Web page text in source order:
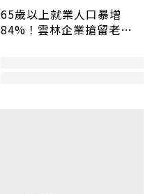
65歲以上就業人口暴增
84%！雲林企業搶留老員